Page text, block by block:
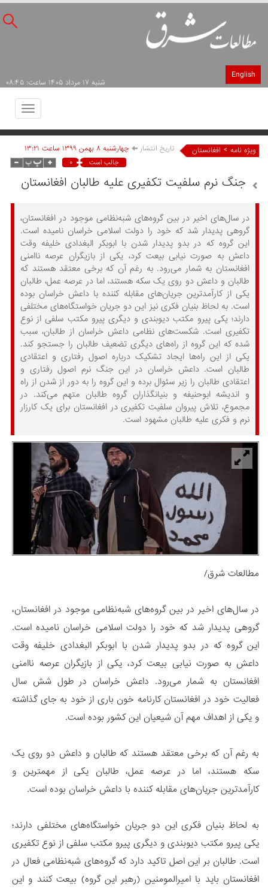
English
شنبه ۱۷ مرداد ۱۴۰۵ ساعت: ۰۸:۴۵
Toggle
ویژه نامه > افغانستان تاریخ انتشار چهارشنبه ۸ بهمن ۱۳۹۹ ساعت ۱۳:۲۱
جالب است ۰
جنگ نرم سلفیت تکفیری علیه طالبان افغانستان
در سال‌های اخیر در بین گروه‌های شبه‌نظامی موجود در افغانستان،
گروهی پدیدار شد که خود را دولت اسلامی خراسان نامیده است.
این گروه که در بدو پدیدار شدن با ابوبکر البغدادی خلیفه وقت
داعش به صورت نیابی بیعت کرد، یکی از بازیگران عرصه ناامنی
افغانستان به شمار می‌رود. به رغم آن که برخی معتقد هستند که
طالبان و داعش دو روی یک سکه هستند، اما در عرصه عمل، طالبان
یکی از کارآمدترین جریان‌های مقابله کننده با داعش خراسان بوده
است. به لحاظ بنیان فکری نیز این دو جریان خواستگاه‌های مختلفی
دارند؛ یکی پیرو مکتب دیوبندی و دیگری پیرو مکتب سلفی از نوع
تکفیری است. شکست‌های نظامی داعش خراسان از طالبان، سبب
شده که این گروه از راه‌های دیگری تضعیف طالبان را جستجو کند.
یکی از این راه‌ها ایجاد تشکیک درباره اصول رفتاری و اعتقادی
طالبان است. داعش خراسان در این جنگ نرم اصول رفتاری و
اعتقادی طالبان را زیر سئوال برده و این گروه را به دور از شدن از راه
و اندیشه ابوحنیفه و بنیانگذاران گروه طالبان متهم می‌کند. در
مجموع، تلاش پیروان سلفیت تکفیری در افغانستان برای یک کارزار
نرم و فکری علیه طالبان مشهود است.
مطالعات شرق/
در سال‌های اخیر در بین گروه‌های شبه‌نظامی موجود در افغانستان،
گروهی پدیدار شد که خود را دولت اسلامی خراسان نامیده است.
این گروه که در بدو پدیدار شدن با ابوبکر البغدادی خلیفه وقت
داعش به صورت نیابی بیعت کرد، یکی از بازیگران عرصه ناامنی
افغانستان به شمار می‌رود. داعش خراسان در طول شش سال
فعالیت خود در افغانستان کارنامه خون باری از خود به جای گذاشته
و یکی از اهداف مهم آن شیعیان این کشور بوده است.
به رغم آن که برخی معتقد هستند که طالبان و داعش دو روی یک
سکه هستند، اما در عرصه عمل، طالبان یکی از مهمترین‌ و
کارآمدترین جریان‌های مقابله کننده با داعش خراسان بوده است.
به لحاظ بنیان فکری این دو جریان خواستگاه‌های مختلفی دارند؛
یکی پیرو مکتب دیوبندی و دیگری پیرو مکتب سلفی از نوع تکفیری
است. طالبان بر این اصل تاکید دارد که گروه‌های شبه‌نظامی فعال در
افغانستان باید با امیرالمومنین (رهبر این گروه) بیعت کنند و این